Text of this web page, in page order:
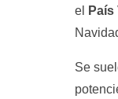
el
País
Se